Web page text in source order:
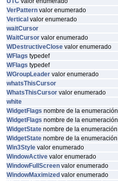
VerPattern valor enumerado
Vertical valor enumerado
waitCursor
WaitCursor valor enumerado
WDestructiveClose valor enumerado
WFlags typedef
WFlags typedef
WGroupLeader valor enumerado
whatsThisCursor
WhatsThisCursor valor enumerado
white
WidgetFlags nombre de la enumeración
WidgetFlags nombre de la enumeración
WidgetState nombre de la enumeración
WidgetState nombre de la enumeración
Win3Style valor enumerado
WindowActive valor enumerado
WindowFullScreen valor enumerado
WindowMaximized valor enumerado